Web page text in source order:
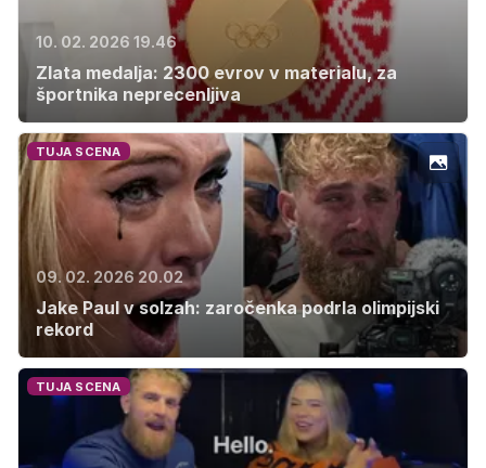
10. 02. 2026 19.46
Zlata medalja: 2300 evrov v materialu, za
športnika neprecenljiva
TUJA SCENA
09. 02. 2026 20.02
Jake Paul v solzah: zaročenka podrla olimpijski
rekord
TUJA SCENA